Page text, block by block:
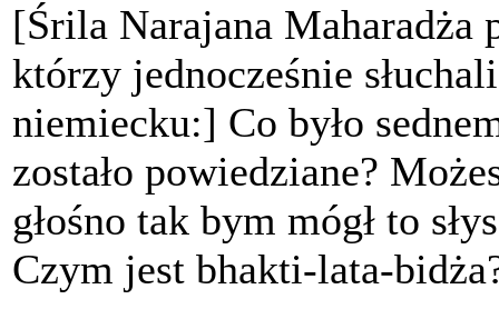
[Śrila Narajana
którzy jednocześnie
niemiecku:] Co było
zostało powiedziane?
głośno tak bym mógł to
Czym jest bhakti-lata-